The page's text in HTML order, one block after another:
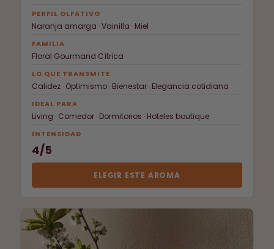
PERFIL OLFATIVO
Naranja amarga · Vainilla · Miel
FAMILIA
Floral Gourmand Cítrica
LO QUE TRANSMITE
Calidez · Optimismo · Bienestar · Elegancia cotidiana
IDEAL PARA
Living · Comedor · Dormitorios · Hoteles boutique
INTENSIDAD
4/5
ELEGIR ESTE AROMA